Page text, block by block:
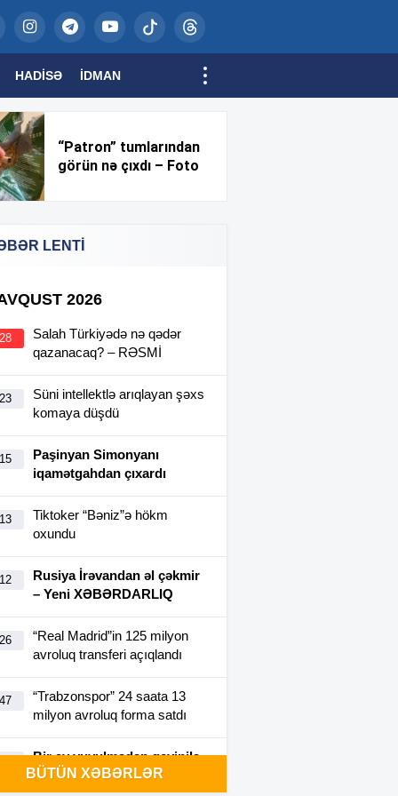
HADISƏ İDMAN
“Patron” tumlarından
görün nə çıxdı – Foto
LENTİ
2026
Salah Türkiyədə nə qədər
qazanacaq? – RƏSMİ
Süni intellektlə arıqlayan şəxs
komaya düşdü
Paşinyan Simonyanı
iqamətgahdan çıxardı
Tiktoker “Bəniz”ə hökm
oxundu
Rusiya İrəvandan əl çəkmir
– Yeni XƏBƏRDARLIQ
“Real Madrid”in 125 milyon
avroluq transferi açıqlandı
“Trabzonspor” 24 saata 13
milyon avroluq forma satdı
Bir ay yuyulmadan geyinilə
bilən futbolka yaradıldı-
BÜTÜN XƏBƏRLƏR